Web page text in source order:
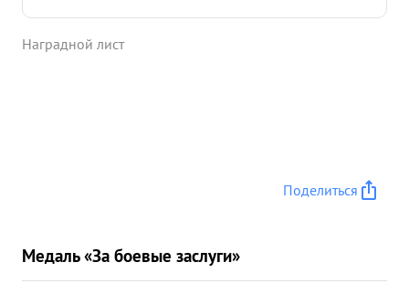
Наградной лист
Поделиться
Медаль «За боевые заслуги»